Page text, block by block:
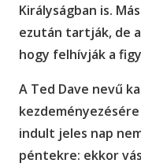
Királyságban is.
ezután tartják, de
hogy felhívják a
A Ted Dave nevű
indult jeles nap
péntekre: ekkor